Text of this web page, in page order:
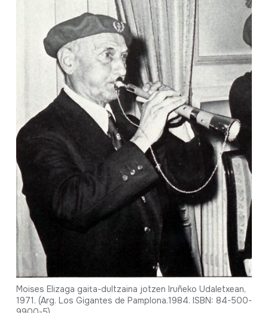
Moises Elizaga gaita-dultzaina jotzen Iruñeko Udaletxean,
1971. (Arg. Los Gigantes de Pamplona.1984. ISBN: 84-500-